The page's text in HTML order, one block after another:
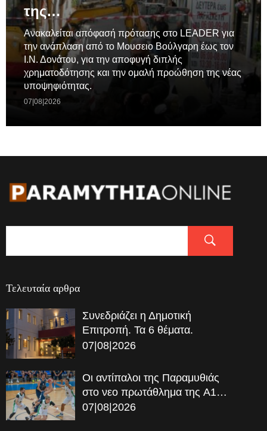
της…
Ανακαλείται απόφασή πρότασης στο LEADER για
την ανάπλαση από το Μουσειο Βούλγαρη έως τον
Ι.Ν. Δονάτου, για την αποφυγή διπλής
χρηματοδότησης και την ομαλή προώθηση της νέας
υποψηφιότητας.
07|08|2026
Τελευταία αρθρα
Συνεδριάζει η Δημοτική
Επιτροπή. Τα 6 θέματα.
07|08|2026
Οι αντίπαλοι της Παραμυθιάς
στο νεο πρωτάθλημα της A1…
07|08|2026